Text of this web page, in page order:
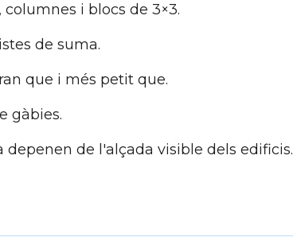
i blocs de 3×3.
de suma.
que i més petit que.
gàbies.
de l'alçada visible dels edificis.